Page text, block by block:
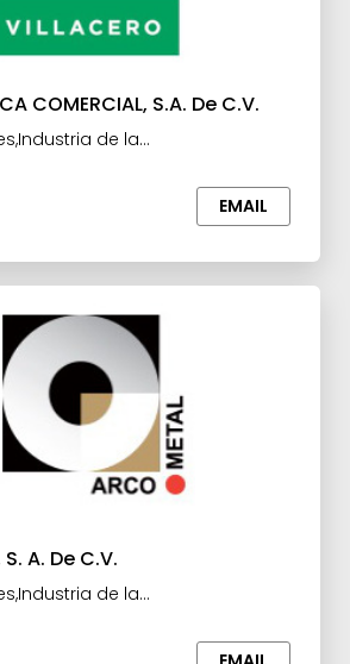
COMERCIAL, S.A. De C.V.
de la
EMAIL
A. De C.V.
de la